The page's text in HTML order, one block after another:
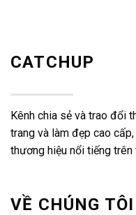
CATCHUP
Kênh chia sẻ và trao đổi
trang và làm đẹp cao
thương hiệu nổi tiếng trên
VỀ CHÚNG TÔI